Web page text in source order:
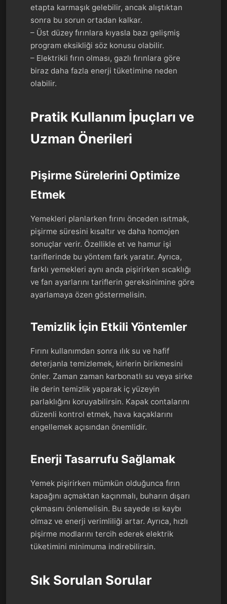
etapta karmaşık gelebilir, ancak alıştıktan
sonra bu sorun ortadan kalkar.
– Üst düzey fırınlara kıyasla bazı gelişmiş
program eksikliği söz konusu olabilir.
– Elektrikli fırın olması, gazlı fırınlara göre
biraz daha fazla enerji tüketimine neden
olabilir.
Pratik Kullanım İpuçları ve
Uzman Önerileri
Pişirme Sürelerini Optimize
Etmek
Yemekleri planlarken fırını önceden ısıtmak,
pişirme süresini kısaltır ve daha homojen
sonuçlar verir. Özellikle et ve hamur işi
tariflerinde bu yöntem fark yaratır. Ayrıca,
farklı yemekleri aynı anda pişirirken sıcaklığı
ve fan ayarlarını tariflerin gereksinimine göre
ayarlamaya özen göstermelisin.
Temizlik İçin Etkili Yöntemler
Fırını kullanımdan sonra ılık su ve hafif
deterjanla temizlemek, kirlerin birikmesini
önler. Zaman zaman karbonatlı su veya sirke
ile derin temizlik yaparak iç yüzeyin
parlaklığını koruyabilirsin. Kapak contalarını
düzenli kontrol etmek, hava kaçaklarını
engellemek açısından önemlidir.
Enerji Tasarrufu Sağlamak
Yemek pişirirken mümkün olduğunca fırın
kapağını açmaktan kaçınmalı, buharın dışarı
çıkmasını önlemelisin. Bu sayede ısı kaybı
olmaz ve enerji verimliliği artar. Ayrıca, hızlı
pişirme modlarını tercih ederek elektrik
tüketimini minimuma indirebilirsin.
Sık Sorulan Sorular